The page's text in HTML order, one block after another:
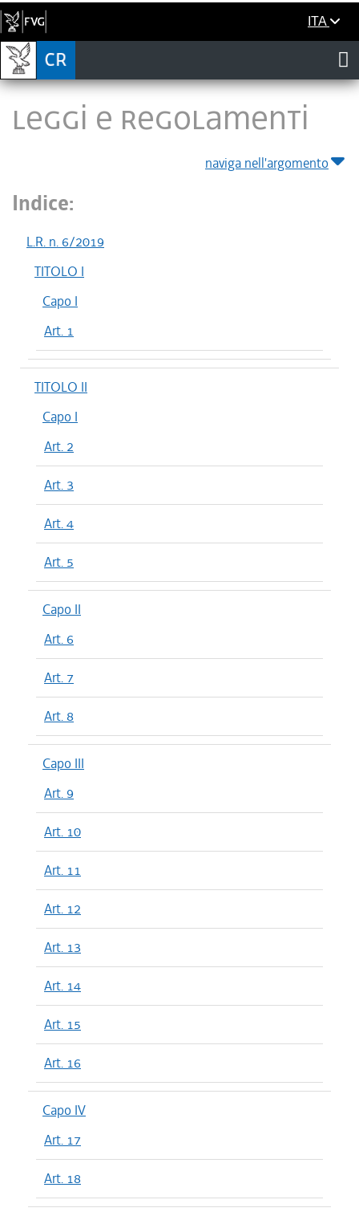
ITA
LEGGI E REGOLAMENTI
naviga nell'argomento
Indice:
L.R. n. 6/2019
TITOLO I
Capo I
Art. 1
TITOLO II
Capo I
Art. 2
Art. 3
Art. 4
Art. 5
Capo II
Art. 6
Art. 7
Art. 8
Capo III
Art. 9
Art. 10
Art. 11
Art. 12
Art. 13
Art. 14
Art. 15
Art. 16
Capo IV
Art. 17
Art. 18